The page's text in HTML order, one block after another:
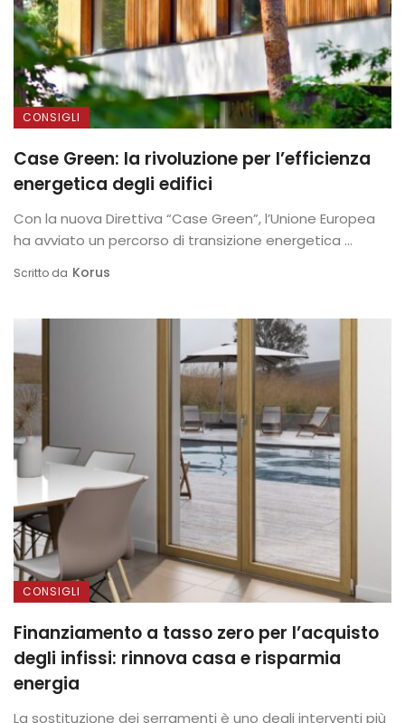
CONSIGLI
Case Green: la rivoluzione per l’efficienza
energetica degli edifici
Con la nuova Direttiva “Case Green”, l’Unione Europea
ha avviato un percorso di transizione energetica ...
Scritto da Korus
CONSIGLI
Finanziamento a tasso zero per l’acquisto
degli infissi: rinnova casa e risparmia
energia
La sostituzione dei serramenti è uno degli interventi più